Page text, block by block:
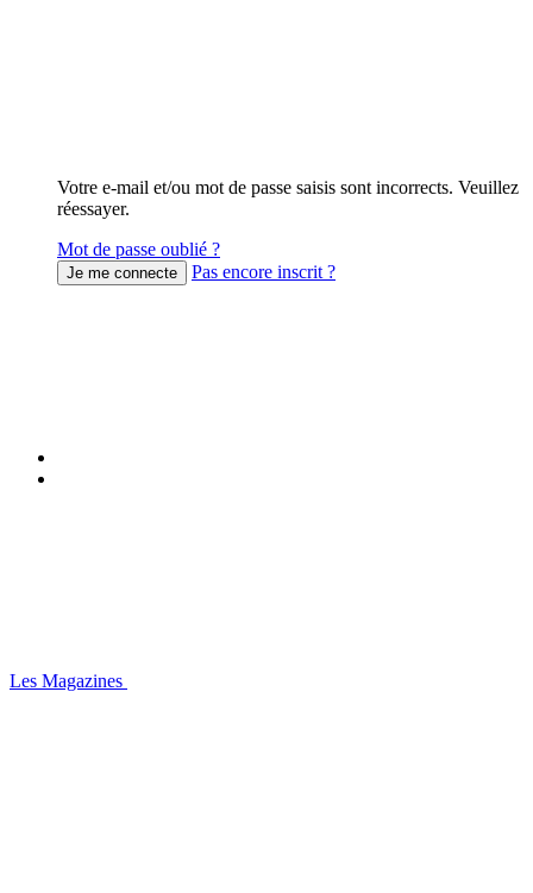
Votre e-mail et/ou mot de passe saisis sont incorrects. Veuillez
réessayer.
Mot de passe oublié ?
Pas encore inscrit ?
Les Magazines